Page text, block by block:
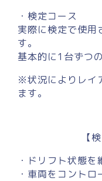
・検定コース
実際に検定で使用
す。
基本的に1台ずつ
※状況によりレイ
ます。
【
・ドリフト状態
・車両をコント